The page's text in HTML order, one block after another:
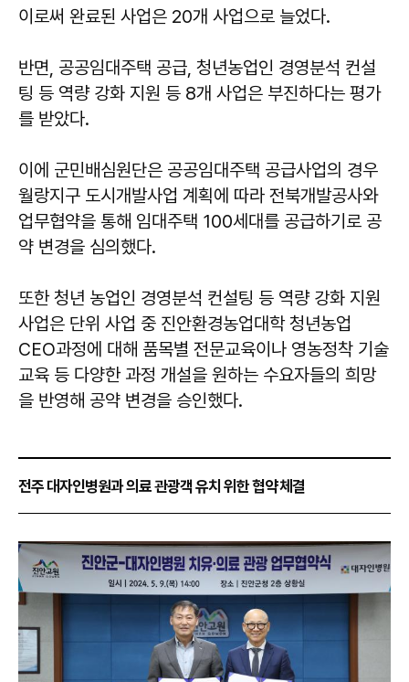
이로써 완료된 사업은 20개 사업으로 늘었다.
반면, 공공임대주택 공급, 청년농업인 경영분석 컨설
팅 등 역량 강화 지원 등 8개 사업은 부진하다는 평가
를 받았다.
이에 군민배심원단은 공공임대주택 공급사업의 경우
월랑지구 도시개발사업 계획에 따라 전북개발공사와
업무협약을 통해 임대주택 100세대를 공급하기로 공
약 변경을 심의했다.
또한 청년 농업인 경영분석 컨설팅 등 역량 강화 지원
사업은 단위 사업 중 진안환경농업대학 청년농업
CEO과정에 대해 품목별 전문교육이나 영농정착 기술
교육 등 다양한 과정 개설을 원하는 수요자들의 희망
을 반영해 공약 변경을 승인했다.
전주 대자인병원과 의료 관광객 유치 위한 협약 체결